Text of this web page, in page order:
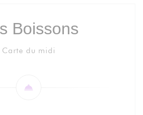
Boissons
Carte du midi